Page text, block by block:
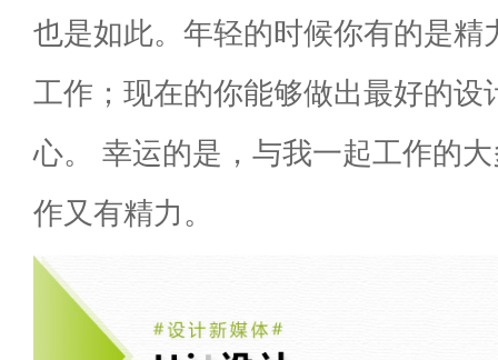
也是如此。年轻的时候你有的是精
工作；现在的你能够做出最好的设
心。 幸运的是，与我一起工作的
作又有精力。